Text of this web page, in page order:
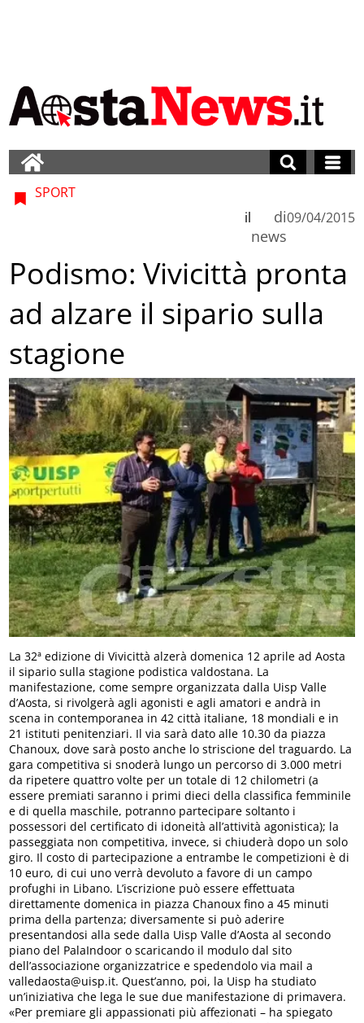
SPORT
di
news
il 09/04/2015
Podismo: Vivicittà pronta
ad alzare il sipario sulla
stagione
La 32ª edizione di Vivicittà alzerà domenica 12 aprile ad Aosta
il sipario sulla stagione podistica valdostana. La
manifestazione, come sempre organizzata dalla Uisp Valle
d’Aosta, si rivolgerà agli agonisti e agli amatori e andrà in
scena in contemporanea in 42 città italiane, 18 mondiali e in
21 istituti penitenziari. Il via sarà dato alle 10.30 da piazza
Chanoux, dove sarà posto anche lo striscione del traguardo. La
gara competitiva si snoderà lungo un percorso di 3.000 metri
da ripetere quattro volte per un totale di 12 chilometri (a
essere premiati saranno i primi dieci della classifica femminile
e di quella maschile, potranno partecipare soltanto i
possessori del certificato di idoneità all’attività agonistica); la
passeggiata non competitiva, invece, si chiuderà dopo un solo
giro. Il costo di partecipazione a entrambe le competizioni è di
10 euro, di cui uno verrà devoluto a favore di un campo
profughi in Libano. L’iscrizione può essere effettuata
direttamente domenica in piazza Chanoux fino a 45 minuti
prima della partenza; diversamente si può aderire
presentandosi alla sede dalla Uisp Valle d’Aosta al secondo
piano del PalaIndoor o scaricando il modulo dal sito
dell’associazione organizzatrice e spedendolo via mail a
valledaosta@uisp.it. Quest’anno, poi, la Uisp ha studiato
un’iniziativa che lega le sue due manifestazione di primavera.
«Per premiare gli appassionati più affezionati – ha spiegato